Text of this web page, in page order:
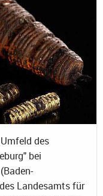
des
bei
Landesamts für